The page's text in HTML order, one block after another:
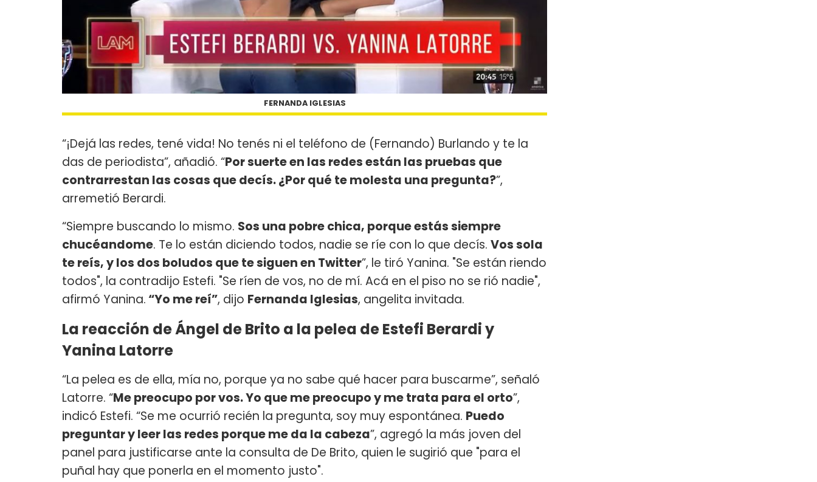
FERNANDA IGLESIAS
“¡Dejá las redes, tené vida! No tenés ni el teléfono de (Fernando) Burlando y te la
das de periodista”, añadió. “Por suerte en las redes están las pruebas que
contrarrestan las cosas que decís. ¿Por qué te molesta una pregunta?”,
arremetió Berardi.
“Siempre buscando lo mismo. Sos una pobre chica, porque estás siempre
chucéandome. Te lo están diciendo todos, nadie se ríe con lo que decís. Vos sola
te reís, y los dos boludos que te siguen en Twitter”, le tiró Yanina. "Se están riendo
todos", la contradijo Estefi. "Se ríen de vos, no de mí. Acá en el piso no se rió nadie",
afirmó Yanina. “Yo me reí”, dijo Fernanda Iglesias, angelita invitada.
La reacción de Ángel de Brito a la pelea de Estefi Berardi y
Yanina Latorre
“La pelea es de ella, mía no, porque ya no sabe qué hacer para buscarme”, señaló
Latorre. “Me preocupo por vos. Yo que me preocupo y me trata para el orto”,
indicó Estefi. “Se me ocurrió recién la pregunta, soy muy espontánea. Puedo
preguntar y leer las redes porque me da la cabeza”, agregó la más joven del
panel para justificarse ante la consulta de De Brito, quien le sugirió que "para el
puñal hay que ponerla en el momento justo".